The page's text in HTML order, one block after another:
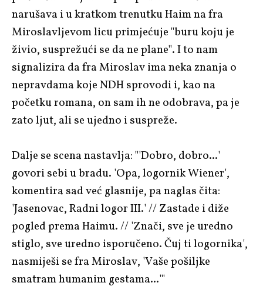
narušava i u kratkom trenutku Haim na fra
Miroslavljevom licu primjećuje "buru koju je
živio, susprežući se da ne plane". I to nam
signalizira da fra Miroslav ima neka znanja o
nepravdama koje NDH sprovodi i, kao na
početku romana, on sam ih ne odobrava, pa je
zato ljut, ali se ujedno i suspreže.
Dalje se scena nastavlja: "'Dobro, dobro...'
govori sebi u bradu. 'Opa, logornik Wiener',
komentira sad već glasnije, pa naglas čita:
'Jasenovac, Radni logor III.' // Zastade i diže
pogled prema Haimu. // 'Znači, sve je uredno
stiglo, sve uredno isporučeno. Čuj ti logornika',
nasmiješi se fra Miroslav, 'Vaše pošiljke
smatram humanim gestama...'"